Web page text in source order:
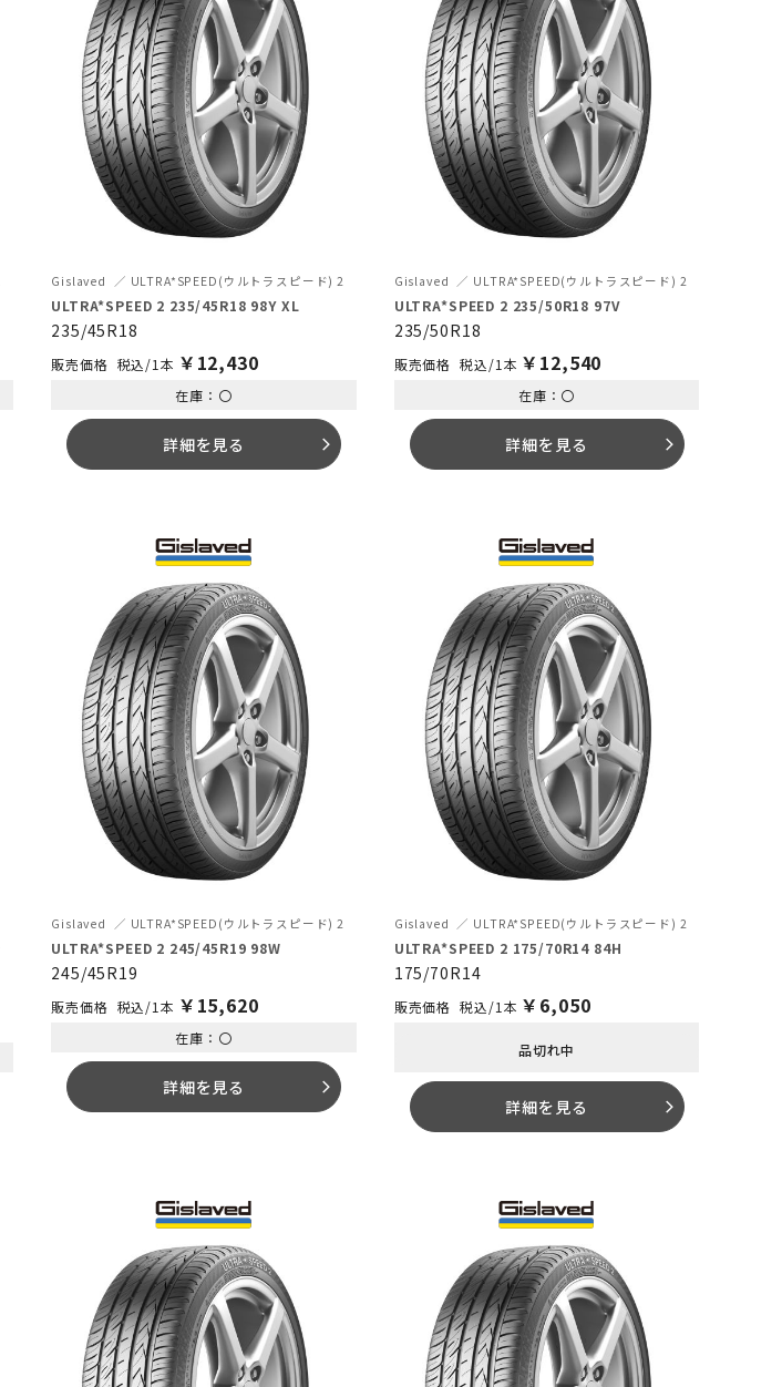
Gislaved ULTRA*SPEED(ウルトラスピード) 2
ULTRA*SPEED 2 235/45R18 98Y XL
235/45R18
税込/1本 ￥ 12,430
在庫：〇
詳細を見る arrow_forward_ios
Gislaved ULTRA*SPEED(ウルトラスピード) 2
ULTRA*SPEED 2 235/50R18 97V
235/50R18
税込/1本 ￥ 12,540
在庫：〇
詳細を見る arrow_forward_ios
Gislaved ULTRA*SPEED(ウルトラスピード) 2
ULTRA*SPEED 2 245/45R19 98W
245/45R19
税込/1本 ￥ 15,620
在庫：〇
詳細を見る arrow_forward_ios
Gislaved ULTRA*SPEED(ウルトラスピード) 2
ULTRA*SPEED 2 175/70R14 84H
175/70R14
税込/1本 ￥ 6,050
品切れ中
詳細を見る arrow_forward_ios